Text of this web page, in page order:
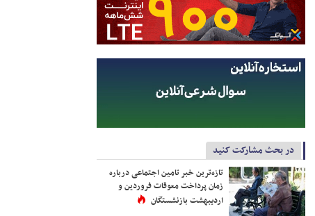
در بحث مشارکت کنید
تازه‌ترین خبر تامین اجتماعی درباره
زمان پرداخت معوقات فروردین و
اردیبهشت بازنشستگان